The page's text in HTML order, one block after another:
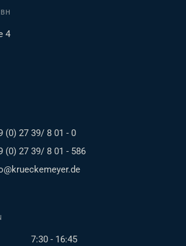
4
(0) 27 39/ 8 01 - 0
(0) 27 39/ 8 01 - 586
7:30 - 16:45